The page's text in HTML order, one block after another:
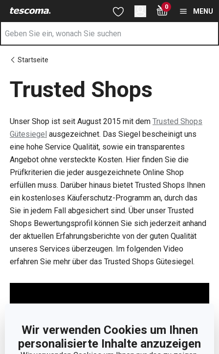
Wir verwenden Cookies um Ihnen
personalisierte Inhalte anzuzeigen
Sie befinden sich auf der Trusted Shops Seite
Zum Hauptinhalt springen
Zur Suche springen
Zur Navigation springen 0
MENU
Startseite
Trusted Shops
Unser Shop ist seit August 2015 mit dem Trusted Shops
Gütesiegel ausgezeichnet. Das Siegel bescheinigt uns
eine hohe Service Qualität, sowie ein transparentes
Angebot ohne versteckte Kosten. Hier finden Sie die
Prüfkriterien die jeder ausgezeichnete Online Shop
erfüllen muss. Darüber hinaus bietet Trusted Shops Ihnen
ein kostenloses Käuferschutz-Programm an, durch das
Sie in jedem Fall abgesichert sind. Über unser Trusted
Shops Bewertungsprofil können Sie sich jederzeit anhand
der aktuellen Erfahrungsberichte von der guten Qualität
unseres Services überzeugen. Im folgenden Video
erfahren Sie mehr über das Trusted Shops Gütesiegel.